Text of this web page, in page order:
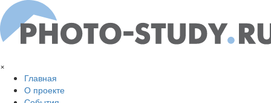
Перейти к основному содержанию
×
Главная
О проекте